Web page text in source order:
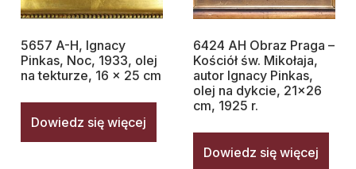
5657 A-H, Ignacy
Pinkas, Noc, 1933, olej
na tekturze, 16 x 25 cm
Dowiedz się więcej
6424 AH Obraz Praga –
Kościół św. Mikołaja,
autor Ignacy Pinkas,
olej na dykcie, 21×26
cm, 1925 r.
Dowiedz się więcej